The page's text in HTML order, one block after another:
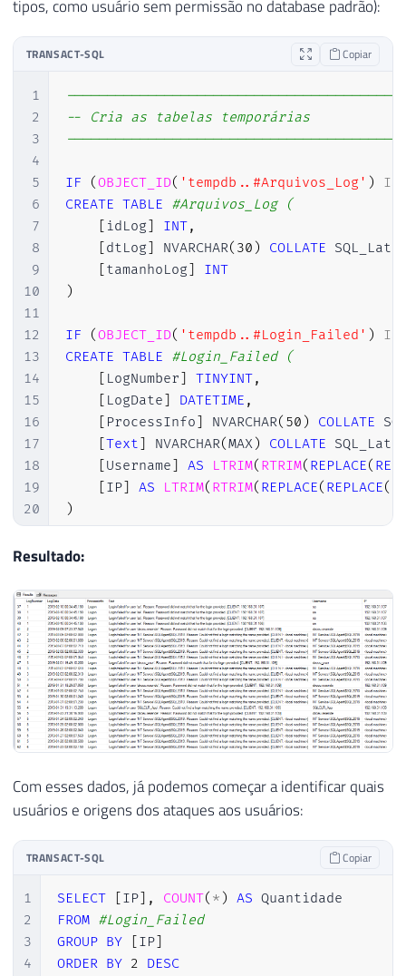
tipos, como usuário sem permissão no database padrão):
TRANSACT-SQL Copiar
1
2
3
4
5
6
7
8
9
10
11
12
13
14
15
16
17
18
19
20
21
22
24
25
26
27
28
29
30
31
33
34
36
38
39
40
41
-- Cria as tabelas temporárias
IF (OBJECT_ID( 'tempdb..#Arquivos_Log' )
IS
CREATE TABLE #Arquivos_Log (
[ idLog] INT,
[dtLog] NVARCHAR( 30 ) COLLATE
[tamanhoLog]
INT
)
IF (OBJECT_ID( 'tempdb..#Login_Failed' )
IS
CREATE TABLE #Login_Failed (
[ LogNumber] TINYINT,
[ LogDate] DATETIME ,
[ ProcessInfo] NVARCHAR( 50 ) COLLATE
[Text] NVARCHAR(MAX) COLLATE
[Username] AS LTRIM( RTRIM( REPLACE(
[IP] AS LTRIM( RTRIM( REPLACE( REPLACE(
)
INSERT INTO #Arquivos_Log
EXEC sys.sp_enumerrorlogs
-- Loop para procurar por falhas de login
DECLARE
@Total
) FROM
WHILE(@Contador <
BEGIN
Resultado:
Com esses dados, já podemos começar a identificar quais
usuários e origens dos ataques aos usuários:
TRANSACT-SQL Copiar
1
2
3
4
SELECT IP] , COUNT( * ) AS
FROM #Login_Failed
GROUP BY IP]
ORDER BY 2 DESC